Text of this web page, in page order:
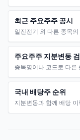
최근 주요주주 공시
일진전기 외 다른 종목
주요주주 지분변동
종목명이나 코드로 다른
국내 배당주 순위
지분변동과 함께 배당